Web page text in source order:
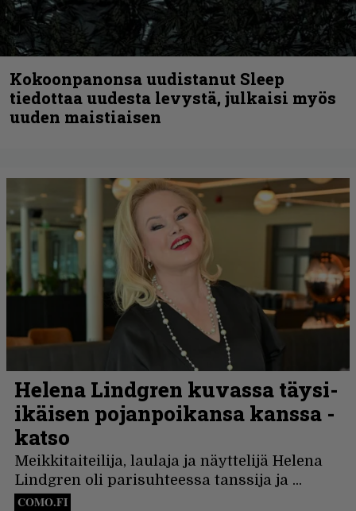
Kokoonpanonsa uudistanut Sleep
tiedottaa uudesta levystä, julkaisi myös
uuden maistiaisen